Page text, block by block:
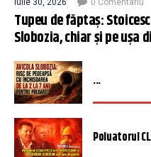
iulie 30, 2026 0 Comentariu
Tupeu de făptaș:
Slobozia, chiar și pe ușa
...
Poluatorul